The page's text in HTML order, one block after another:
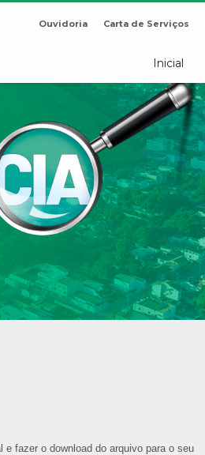
Ouvidoria Carta de Serviços
Inicial
fazer o download do arquivo para o seu